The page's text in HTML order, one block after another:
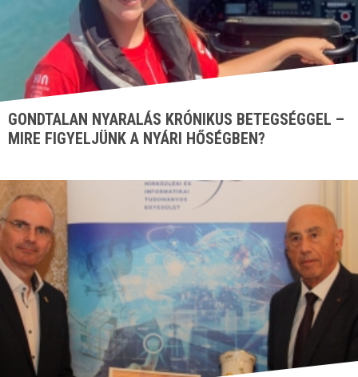
GONDTALAN NYARALÁS KRÓNIKUS BETEGSÉGGEL –
MIRE FIGYELJÜNK A NYÁRI HŐSÉGBEN?